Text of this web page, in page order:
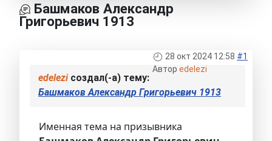
Башмаков Александр
Григорьевич 1913
28 окт 2024 12:58 #1
Автор edelezi
edeleziсоздал(-а) тему:
Башмаков Александр Григорьевич 1913
Именная тема на призывника